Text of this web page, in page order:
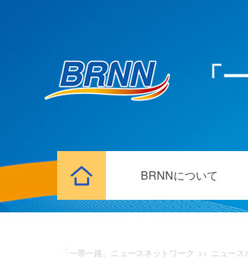
「
BRNNについて
「一帯一路」ニュースネットワーク >> ニュース